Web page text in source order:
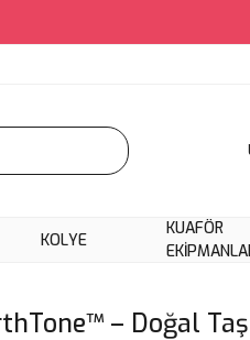
KOLYE
KUAFÖR
– Doğal Taş